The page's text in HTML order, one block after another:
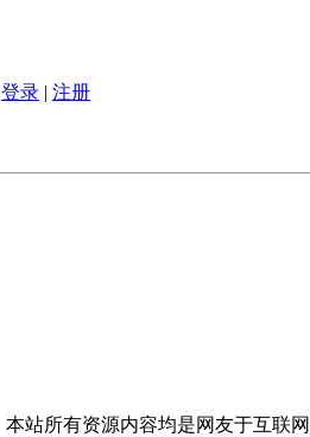
登录 | 注册
本站所有资源内容均是网友于互联